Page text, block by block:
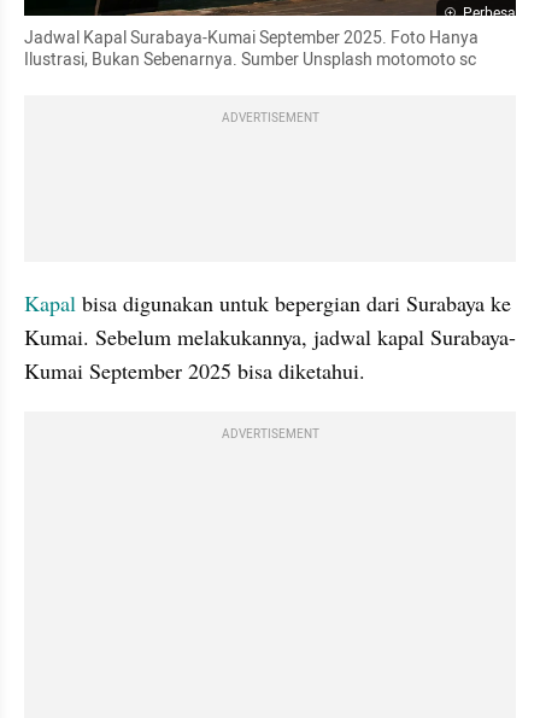
Perbesar
Jadwal Kapal Surabaya-Kumai September 2025. Foto Hanya
Ilustrasi, Bukan Sebenarnya. Sumber Unsplash motomoto sc
ADVERTISEMENT
Kapal bisa digunakan untuk bepergian dari Surabaya ke
Kumai. Sebelum melakukannya, jadwal kapal Surabaya-
Kumai September 2025 bisa diketahui.
ADVERTISEMENT